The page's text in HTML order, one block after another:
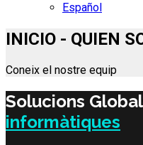
Español
INICIO - QUIEN
Coneix el nostre equip
Solucions
informàtiques